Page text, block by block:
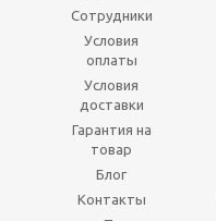
Сотрудники
Условия
оплаты
Условия
доставки
Гарантия на
товар
Блог
Контакты